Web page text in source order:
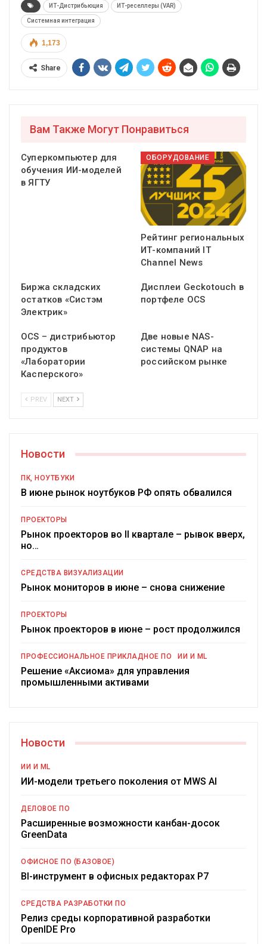
ИТ-Дистрибьюция ИТ-реселлеры (VAR)
Системная интеграция
1,173
Share
Вам Также Могут Понравиться
Суперкомпьютер для
обучения ИИ-моделей
в ЯГТУ
ОБОРУДОВАНИЕ
Рейтинг региональных
ИТ-компаний IT
Channel News
Биржа складских
остатков «Систэм
Электрик»
Дисплеи Geckotouch в
портфеле OCS
OCS – дистрибьютор
продуктов
«Лаборатории
Касперского»
Две новые NAS-
системы QNAP на
российском рынке
PREV NEXT
Новости
ПК, НОУТБУКИ
В июне рынок ноутбуков РФ опять обвалился
ПРОЕКТОРЫ
Рынок проекторов во II квартале – рывок вверх,
но…
СРЕДСТВА ВИЗУАЛИЗАЦИИ
Рынок мониторов в июне – снова снижение
ПРОЕКТОРЫ
Рынок проекторов в июне – рост продолжился
ПРОФЕССИОНАЛЬНОЕ ПРИКЛАДНОЕ ПО ИИ И ML
Решение «Аксиома» для управления
промышленными активами
Новости
ИИ И ML
ИИ-модели третьего поколения от MWS AI
ДЕЛОВОЕ ПО
Расширенные возможности канбан-досок
GreenData
ОФИСНОЕ ПО (БАЗОВОЕ)
BI-инструмент в офисных редакторах Р7
СРЕДСТВА РАЗРАБОТКИ ПО
Релиз среды корпоративной разработки
OpenIDE Pro